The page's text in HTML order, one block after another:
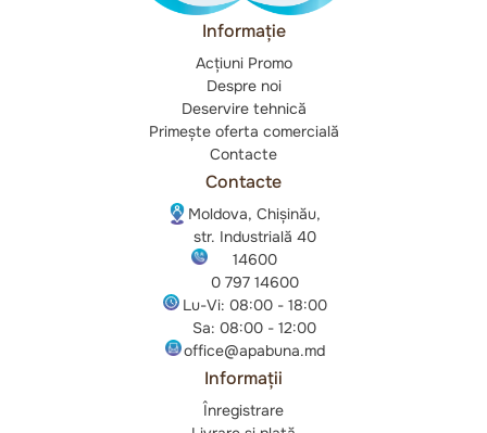
Informație
Acțiuni Promo
Despre noi
Deservire tehnică
Primește oferta comercială
Contacte
Contacte
Moldova, Chișinău,
str. Industrială 40
14600
0 797 14600
Lu-Vi: 08:00 - 18:00
Sa: 08:00 - 12:00
office@apabuna.md
Informații
Înregistrare